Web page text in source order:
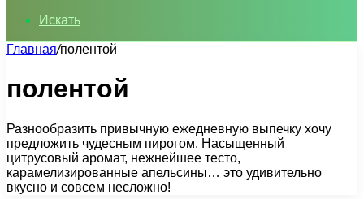
Искать
Главная/полентой
полентой
Разнообразить привычную ежедневную выпечку хочу
предложить чудесным пирогом. Насыщенный
цитрусовый аромат, нежнейшее тесто,
карамелизированные апельсины… это удивительно
вкусно и совсем несложно!